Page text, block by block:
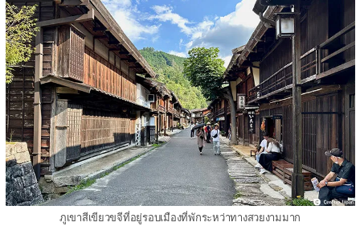
ภูเขาสีเขียวขจีที่อยู่รอบเมืองที่พักระหว่าทางสวยงามมาก